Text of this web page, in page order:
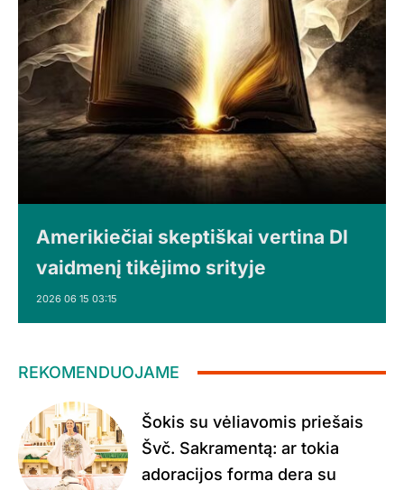
Amerikiečiai skeptiškai vertina DI
vaidmenį tikėjimo srityje
2026 06 15 03:15
REKOMENDUOJAME
Šokis su vėliavomis priešais
Švč. Sakramentą: ar tokia
adoracijos forma dera su